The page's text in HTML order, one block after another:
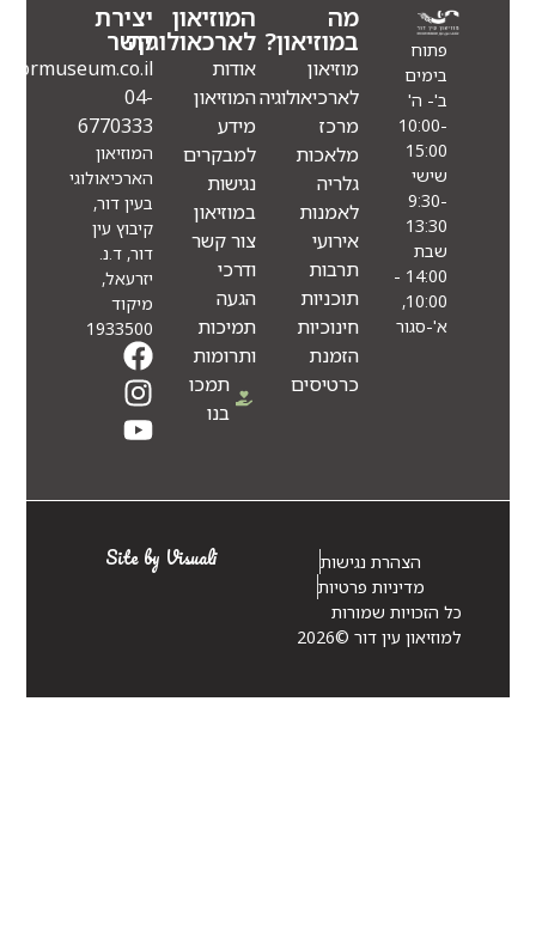
מה
במוזיאון?
מוזיאון
לארכיאולוגיה
מרכז
מלאכות
גלריה
לאמנות
אירועי
תרבות
תוכניות
חינוכיות
המוזיאון
לארכאולוגיה
אודות
המוזיאון
מידע
למבקרים
נגישות
במוזיאון
צור קשר
ודרכי
הגעה
תמיכות
ותרומות
תמכו
יצירת
קשר
Info@eindormuseum.co.il
04-
6770333
המוזיאון
הארכיאולוגי
בעין דור,
קיבוץ עין
דור, ד.נ.
יזרעאל,
מיקוד
1933500
הצהרת נגישות
מדיניות פרטיות
כל הזכויות שמורות
למוזיאון עין דור ©2026
Site by Visuali